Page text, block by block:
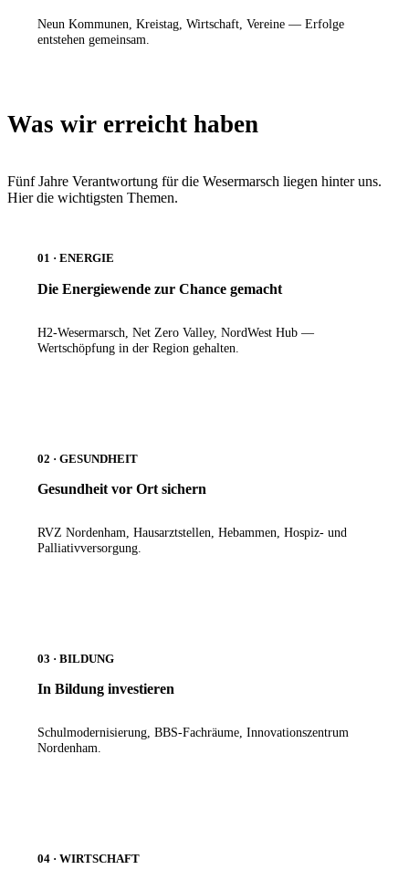
Neun Kommunen, Kreistag, Wirtschaft, Vereine — Erfolge
entstehen gemeinsam.
Was wir erreicht haben
Fünf Jahre Verantwortung für die Wesermarsch liegen hinter uns.
Hier die wichtigsten Themen.
01 · ENERGIE
Die Energiewende zur Chance gemacht
H2-Wesermarsch, Net Zero Valley, NordWest Hub —
Wertschöpfung in der Region gehalten.
02 · GESUNDHEIT
Gesundheit vor Ort sichern
RVZ Nordenham, Hausarztstellen, Hebammen, Hospiz- und
Palliativversorgung.
03 · BILDUNG
In Bildung investieren
Schulmodernisierung, BBS-Fachräume, Innovationszentrum
Nordenham.
04 · WIRTSCHAFT